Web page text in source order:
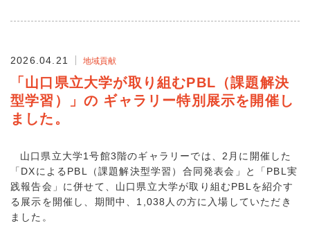
2026.04.21 地域貢献
「山口県立大学が取り組むPBL（課題解決
型学習）」の ギャラリー特別展示を開催し
ました。
山口県立大学1号館3階のギャラリーでは、2月に開催した
「DXによるPBL（課題解決型学習）合同発表会」と「PBL実
践報告会」に併せて、山口県立大学が取り組むPBLを紹介す
る展示を開催し、期間中、1,038人の方に入場していただき
ました。